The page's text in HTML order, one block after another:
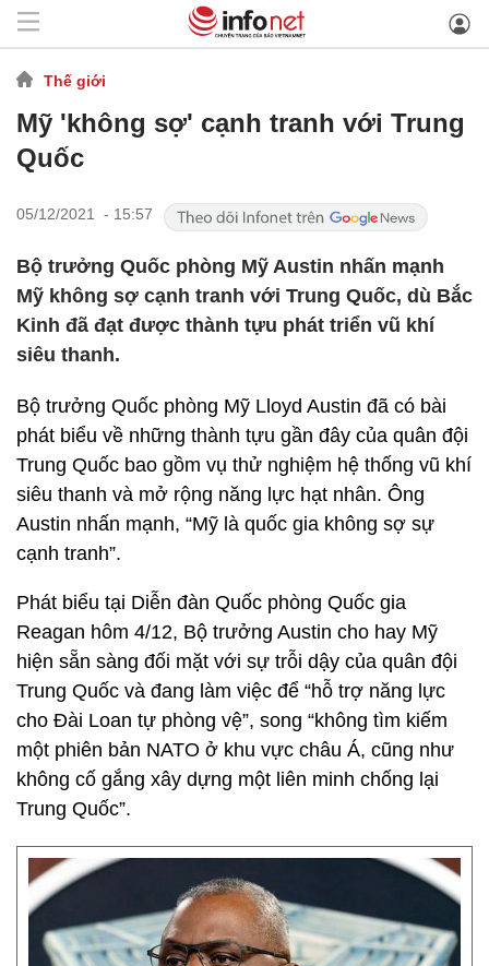
Thế giới
Mỹ 'không sợ' cạnh tranh với Trung
Quốc
05/12/2021 - 15:57
Bộ trưởng Quốc phòng Mỹ Austin nhấn mạnh
Mỹ không sợ cạnh tranh với Trung Quốc, dù Bắc
Kinh đã đạt được thành tựu phát triển vũ khí
siêu thanh.
Bộ trưởng Quốc phòng Mỹ Lloyd Austin đã có bài
phát biểu về những thành tựu gần đây của quân đội
Trung Quốc bao gồm vụ thử nghiệm hệ thống vũ khí
siêu thanh và mở rộng năng lực hạt nhân. Ông
Austin nhấn mạnh, “Mỹ là quốc gia không sợ sự
cạnh tranh”.
Phát biểu tại Diễn đàn Quốc phòng Quốc gia
Reagan hôm 4/12, Bộ trưởng Austin cho hay Mỹ
hiện sẵn sàng đối mặt với sự trỗi dậy của quân đội
Trung Quốc và đang làm việc để “hỗ trợ năng lực
cho Đài Loan tự phòng vệ”, song “không tìm kiếm
một phiên bản NATO ở khu vực châu Á, cũng như
không cố gắng xây dựng một liên minh chống lại
Trung Quốc”.